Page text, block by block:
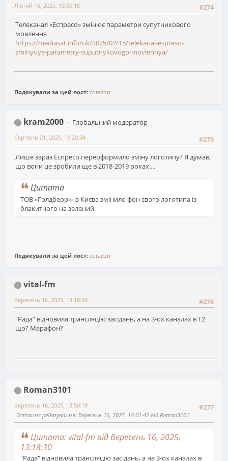
#274
Лютий 16, 2025, 13:35:15
Телеканал «Еспресо» змінює параметри супутникового
мовлення
https://mediasat.info/uk/2025/02/15/telekanal-espreso-
zminyuye-parametry-suputnykovogo-movlennya/
Подякували за цей пост: corazon
kram2000
Глобальний модератор
#275
Серпень 21, 2025, 19:20:34
Лише зараз Еспресо переоформило зміну логотипу? Я думав,
що вони це зробили ще в 2018-2019 роках....
Цитата
ТОВ «Голдберрі» із Києва змінило фон свого логотипа із
блакитного на зелений.
Подякували за цей пост: corazon
vital-fm
#276
Вересень 16, 2025, 13:18:30
"Рада" відновила трансляцію засідань, а на 3-ох каналах в Т2
що? Марафон?
Roman3101
#277
Вересень 16, 2025, 13:50:19
Останнє редагування: Вересень 16, 2025, 14:01:42 від Roman3101
Цитата: vital-fm від Вересень 16, 2025,
13:18:30
"Рада" відновила трансляцію засідань, а на 3-ох каналах в